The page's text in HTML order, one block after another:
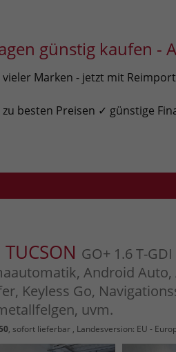
günstig kaufen -
vieler Marken - jetzt mit
zu besten Preisen ✓ günstige
GO+ 1.6 T-
Android Auto,
Keyless Go,
uvm.
, sofort lieferbar, Landesversion: EU -